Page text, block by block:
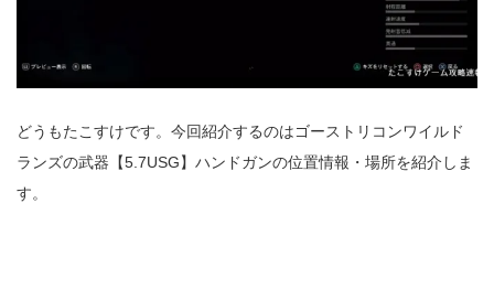
どうもたこすけです。今回紹介するのはゴーストリコンワイルド
ランズの武器【5.7USG】ハンドガンの位置情報・場所を紹介しま
す。